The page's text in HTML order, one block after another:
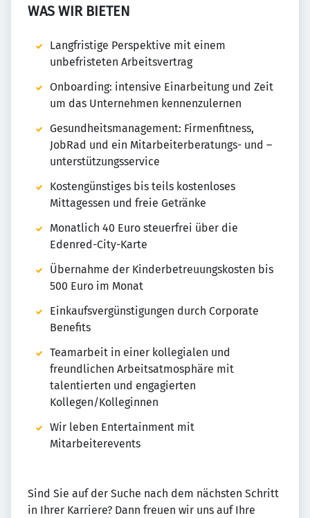
WAS WIR BIETEN
Langfristige Perspektive mit einem
unbefristeten Arbeitsvertrag
Onboarding: intensive Einarbeitung und Zeit
um das Unternehmen kennenzulernen
Gesundheitsmanagement: Firmenfitness,
JobRad und ein Mitarbeiterberatungs- und –
unterstützungsservice
Kostengünstiges bis teils kostenloses
Mittagessen und freie Getränke
Monatlich 40 Euro steuerfrei über die
Edenred-City-Karte
Übernahme der Kinderbetreuungskosten bis
500 Euro im Monat
Einkaufsvergünstigungen durch Corporate
Benefits
Teamarbeit in einer kollegialen und
freundlichen Arbeitsatmosphäre mit
talentierten und engagierten
Kollegen/Kolleginnen
Wir leben Entertainment mit
Mitarbeiterevents
Sind Sie auf der Suche nach dem nächsten Schritt
in Ihrer Karriere? Dann freuen wir uns auf Ihre